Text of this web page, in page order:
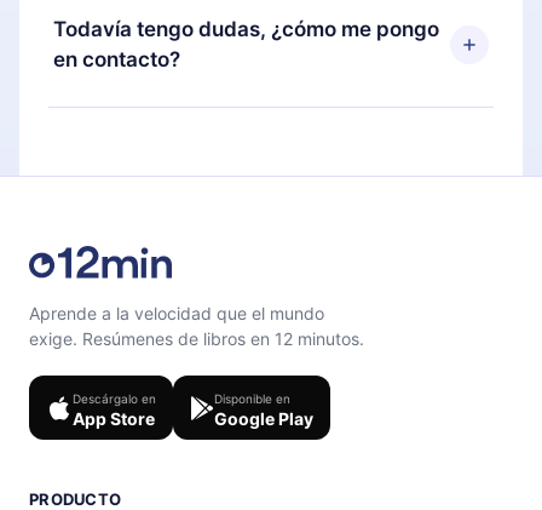
También puedes leer o escuchar tus títulos
favoritos sin conexión y desafiarte con un
puedes cancelar en cualquier momento y el
próximo ciclo de facturación no ocurrirá.
Todavía tengo dudas, ¿cómo me pongo
en contacto?
Siéntete libre de contactarnos en
Aprende a la velocidad que el mundo
exige. Resúmenes de libros en 12 minutos.
Descárgalo en
App Store
Disponible en
Google Play
PRODUCTO